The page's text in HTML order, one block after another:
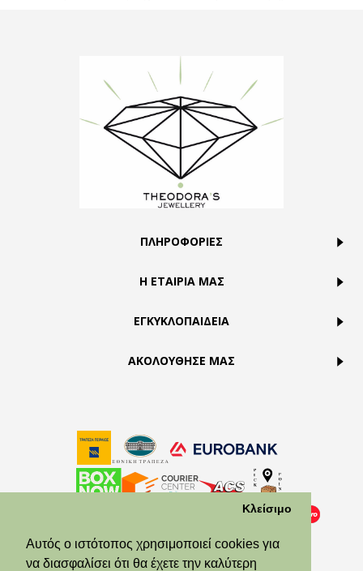
Αυτός ο ιστότοπος χρησιμοποιεί cookies για
να διασφαλίσει ότι θα έχετε την καλύτερη
Κλείσιμο
ΠΛΗΡΟΦΟΡΙΕΣ
Η ΕΤΑΙΡΙΑ ΜΑΣ
ΕΓΚΥΚΛΟΠΑΙΔΕΙΑ
ΑΚΟΛΟΥΘΗΣΕ ΜΑΣ